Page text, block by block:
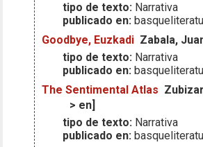
tipo de texto: Narrativa
publicado en:
Goodbye, Euzkadi Zabala,
tipo de texto: Narrativa
publicado en:
The Sentimental Atlas
> en]
tipo de texto: Narrativa
publicado en: